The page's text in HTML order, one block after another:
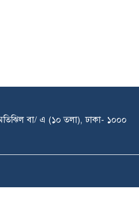
বা/ এ (১০ তলা), ঢাকা- ১০০০